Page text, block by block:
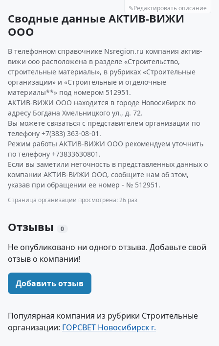
✎Редактировать описание
Сводные данные АКТИВ-ВИЖИ
ООО
В телефонном справочнике Nsregion.ru компания актив-
вижи ооо расположена в разделе «Строительство,
строительные материалы», в рубриках «Строительные
организации» и «Строительные и отделочные
материалы**» под номером 512951.
АКТИВ-ВИЖИ ООО находится в городе Новосибирск по
адресу Богдана Хмельницкого ул., д. 72.
Вы можете связаться с представителем организации по
телефону +7(383) 363-08-01.
Режим работы АКТИВ-ВИЖИ ООО рекомендуем уточнить
по телефону +73833630801.
Если вы заметили неточность в представленных данных о
компании АКТИВ-ВИЖИ ООО, сообщите нам об этом,
указав при обращении ее номер - № 512951.
Страница организации просмотрена: 26 раз
Отзывы 0
Не опубликовано ни одного отзыва. Добавьте свой
отзыв о компании!
Добавить отзыв
Популярная компания из рубрики Строительные
организации: ГОРСВЕТ Новосибирск г.